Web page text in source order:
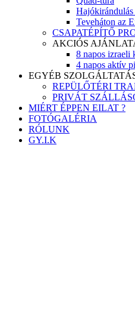
Hajókirándulás
Teveháton az
CSAPATÉPÍTŐ
AKCIÓS
8 napos izraeli
4 napos aktív
EGYÉB
REPÜLŐTÉRI
PRIVÁT
MIÉRT ÉPPEN EILAT ?
FOTÓGALÉRIA
RÓLUNK
GY.I.K